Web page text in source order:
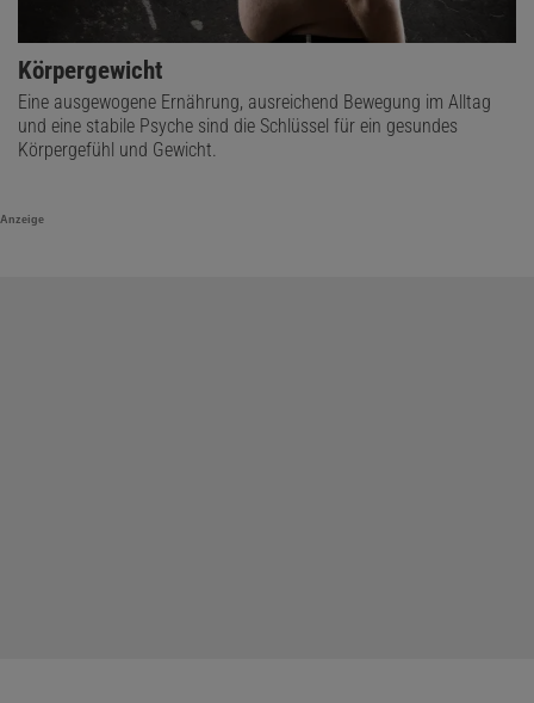
Körpergewicht
Eine ausgewogene Ernährung, ausreichend Bewegung im Alltag
und eine stabile Psyche sind die Schlüssel für ein gesundes
Körpergefühl und Gewicht.
Anzeige